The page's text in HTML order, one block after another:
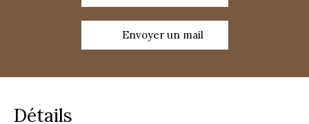
Envoyer un mail
Détails